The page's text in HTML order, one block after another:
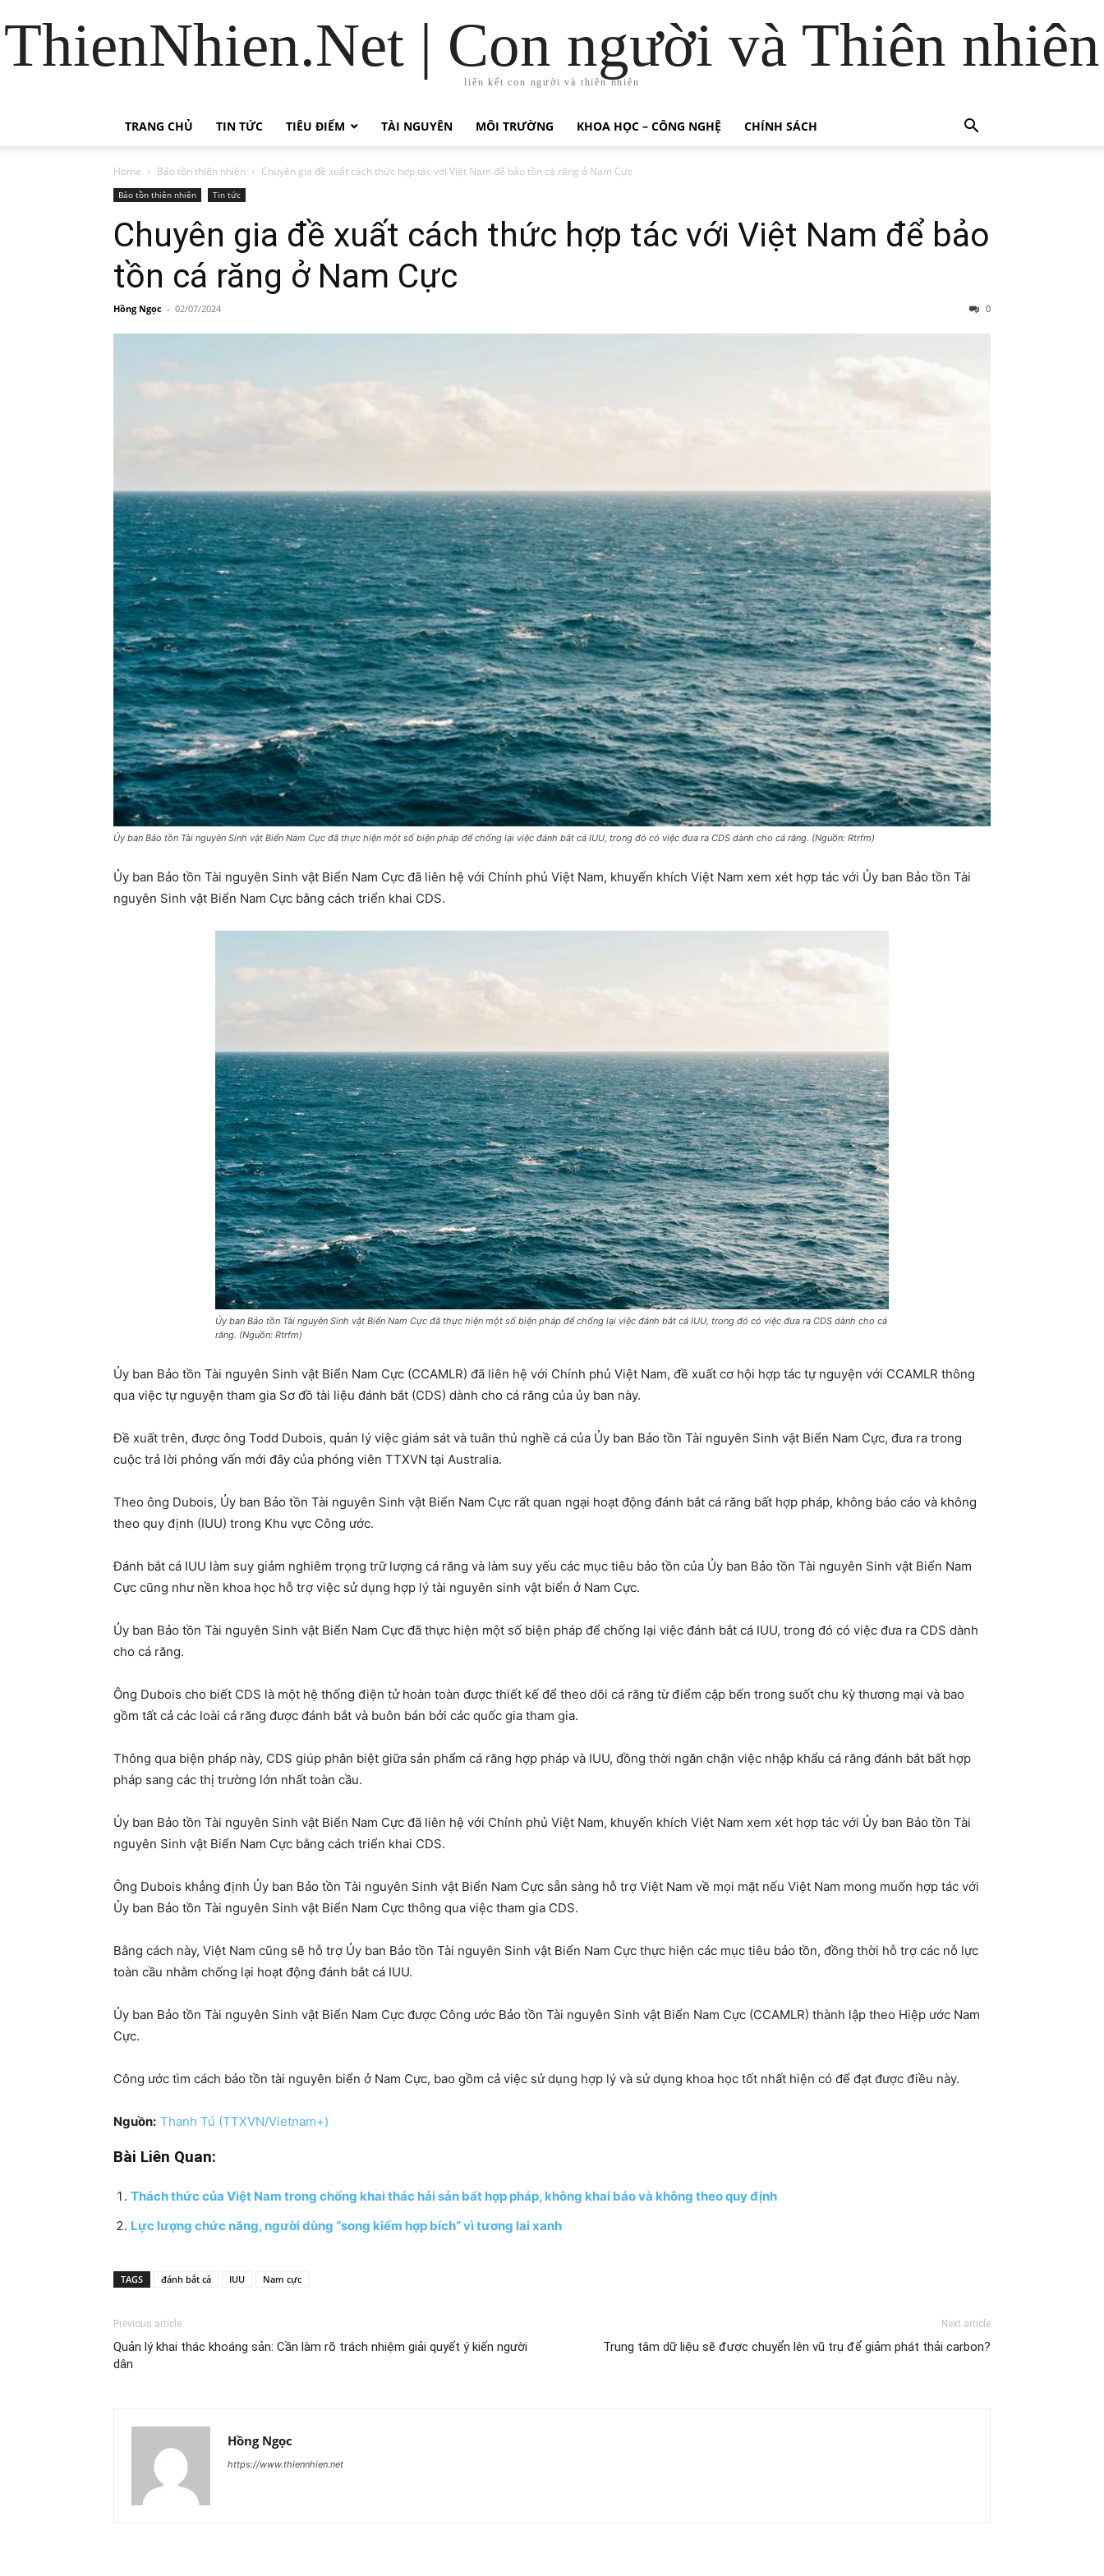
ThienNhien.Net | Con người và Thiên nhiên
liên kết con người và thiên nhiên
TRANG CHỦ TIN TỨC TIÊU ĐIỂM TÀI NGUYÊN MÔI TRƯỜNG KHOA HỌC – CÔNG NGHỆ CHÍNH SÁCH
Home Bảo tồn thiên nhiên Chuyên gia đề xuất cách thức hợp tác với Việt Nam để bảo tồn cá răng ở Nam Cực
Bảo tồn thiên nhiên Tin tức
Chuyên gia đề xuất cách thức hợp tác với Việt Nam để bảo
tồn cá răng ở Nam Cực
Hồng Ngọc - 02/07/2024 0
Ủy ban Bảo tồn Tài nguyên Sinh vật Biển Nam Cực đã thực hiện một số biện pháp để chống lại việc đánh bắt cá IUU, trong đó có việc đưa ra CDS dành cho cá răng. (Nguồn: Rtrfm)
Ủy ban Bảo tồn Tài nguyên Sinh vật Biển Nam Cực đã liên hệ với Chính phủ Việt Nam, khuyến khích Việt Nam xem xét hợp tác với Ủy ban Bảo tồn Tài
nguyên Sinh vật Biển Nam Cực bằng cách triển khai CDS.
Ủy ban Bảo tồn Tài nguyên Sinh vật Biển Nam Cực đã thực hiện một số biện pháp để chống lại việc đánh bắt cá IUU, trong đó có việc đưa ra CDS dành cho cá
răng. (Nguồn: Rtrfm)
Ủy ban Bảo tồn Tài nguyên Sinh vật Biển Nam Cực (CCAMLR) đã liên hệ với Chính phủ Việt Nam, đề xuất cơ hội hợp tác tự nguyện với CCAMLR thông
qua việc tự nguyện tham gia Sơ đồ tài liệu đánh bắt (CDS) dành cho cá răng của ủy ban này.
Đề xuất trên, được ông Todd Dubois, quản lý việc giám sát và tuân thủ nghề cá của Ủy ban Bảo tồn Tài nguyên Sinh vật Biển Nam Cực, đưa ra trong
cuộc trả lời phỏng vấn mới đây của phóng viên TTXVN tại Australia.
Theo ông Dubois, Ủy ban Bảo tồn Tài nguyên Sinh vật Biển Nam Cực rất quan ngại hoạt động đánh bắt cá răng bất hợp pháp, không báo cáo và không
theo quy định (IUU) trong Khu vực Công ước.
Đánh bắt cá IUU làm suy giảm nghiêm trọng trữ lượng cá răng và làm suy yếu các mục tiêu bảo tồn của Ủy ban Bảo tồn Tài nguyên Sinh vật Biển Nam
Cực cũng như nền khoa học hỗ trợ việc sử dụng hợp lý tài nguyên sinh vật biển ở Nam Cực.
Ủy ban Bảo tồn Tài nguyên Sinh vật Biển Nam Cực đã thực hiện một số biện pháp để chống lại việc đánh bắt cá IUU, trong đó có việc đưa ra CDS dành
cho cá răng.
Ông Dubois cho biết CDS là một hệ thống điện tử hoàn toàn được thiết kế để theo dõi cá răng từ điểm cập bến trong suốt chu kỳ thương mại và bao
gồm tất cả các loài cá răng được đánh bắt và buôn bán bởi các quốc gia tham gia.
Thông qua biện pháp này, CDS giúp phân biệt giữa sản phẩm cá răng hợp pháp và IUU, đồng thời ngăn chặn việc nhập khẩu cá răng đánh bắt bất hợp
pháp sang các thị trường lớn nhất toàn cầu.
Ủy ban Bảo tồn Tài nguyên Sinh vật Biển Nam Cực đã liên hệ với Chính phủ Việt Nam, khuyến khích Việt Nam xem xét hợp tác với Ủy ban Bảo tồn Tài
nguyên Sinh vật Biển Nam Cực bằng cách triển khai CDS.
Ông Dubois khẳng định Ủy ban Bảo tồn Tài nguyên Sinh vật Biển Nam Cực sẵn sàng hỗ trợ Việt Nam về mọi mặt nếu Việt Nam mong muốn hợp tác với
Ủy ban Bảo tồn Tài nguyên Sinh vật Biển Nam Cực thông qua việc tham gia CDS.
Bằng cách này, Việt Nam cũng sẽ hỗ trợ Ủy ban Bảo tồn Tài nguyên Sinh vật Biển Nam Cực thực hiện các mục tiêu bảo tồn, đồng thời hỗ trợ các nỗ lực
toàn cầu nhằm chống lại hoạt động đánh bắt cá IUU.
Ủy ban Bảo tồn Tài nguyên Sinh vật Biển Nam Cực được Công ước Bảo tồn Tài nguyên Sinh vật Biển Nam Cực (CCAMLR) thành lập theo Hiệp ước Nam
Cực.
Công ước tìm cách bảo tồn tài nguyên biển ở Nam Cực, bao gồm cả việc sử dụng hợp lý và sử dụng khoa học tốt nhất hiện có để đạt được điều này.
Nguồn: Thanh Tú (TTXVN/Vietnam+)
Bài Liên Quan:
Thách thức của Việt Nam trong chống khai thác hải sản bất hợp pháp, không khai báo và không theo quy định
Lực lượng chức năng, người dùng “song kiếm hợp bích” vì tương lai xanh
TAGS đánh bắt cá IUU Nam cực
Previous article
Quản lý khai thác khoáng sản: Cần làm rõ trách nhiệm giải quyết ý kiến người
dân
Next article
Trung tâm dữ liệu sẽ được chuyển lên vũ trụ để giảm phát thải carbon?
Hồng Ngọc
https://www.thiennhien.net